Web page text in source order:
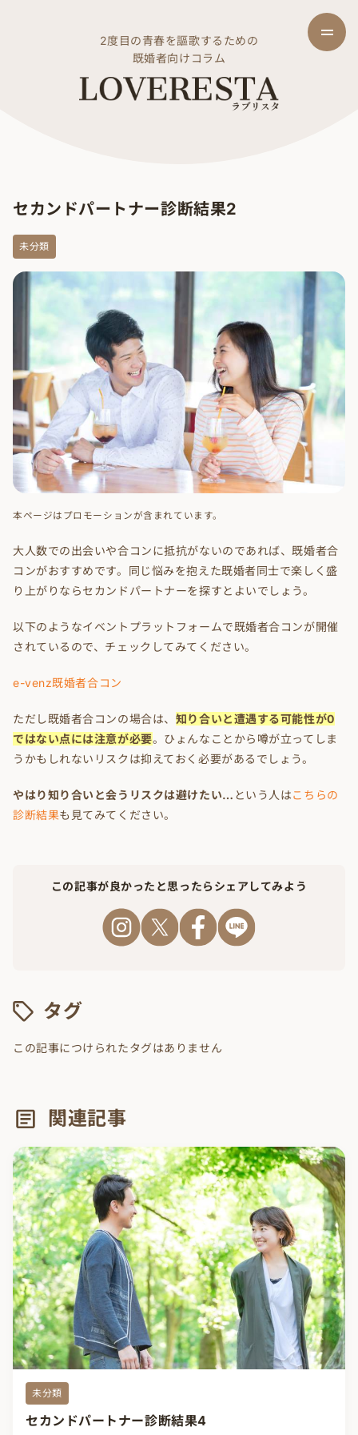
2度目の青春を謳歌するための
既婚者向けコラム
セカンドパートナー診断結果2
未分類
本ページはプロモーションが含まれています。
大人数での出会いや合コンに抵抗がないのであれば、既婚者合
コンがおすすめです。同じ悩みを抱えた既婚者同士で楽しく盛
り上がりならセカンドパートナーを探すとよいでしょう。
以下のようなイベントプラットフォームで既婚者合コンが開催
されているので、チェックしてみてください。
e-venz既婚者合コン
ただし既婚者合コンの場合は、 知り合いと遭遇する可能性が0
ではない点には注意が必要。ひょんなことから噂が立ってしま
うかもしれないリスクは抑えておく必要があるでしょう。
やはり知り合いと会うリスクは避けたい… という人はこちらの
診断結果も見てみてください。
この記事が良かったと思ったらシェアしてみよう
タグ
この記事につけられたタグはありません
関連記事
未分類
セカンドパートナー診断結果4